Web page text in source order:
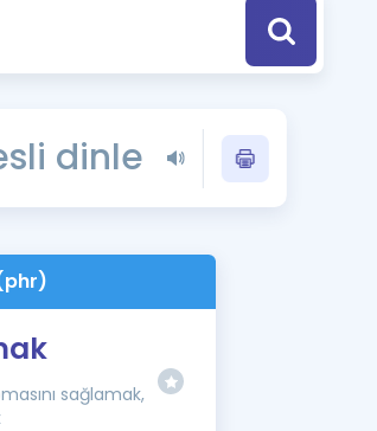
Eğitim ve Kitaplara Özel Fırsatlar
YDS - YÖKDİL Tüm Sınavlarla İlgili Haberler
İngilizce Gramer ve Konu Anlatımı
dinle
sağlamak,